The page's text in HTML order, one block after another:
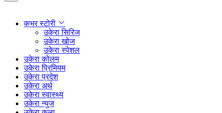
कभर स्टोरी
उकेरा सिरिज
उकेरा खोज
उकेरा स्पेशल
उकेरा कोलम
उकेरा प्रिमियम
उकेरा प्रदेश
उकेरा अर्थ
उकेरा स्वास्थ्य
उकेरा न्युज